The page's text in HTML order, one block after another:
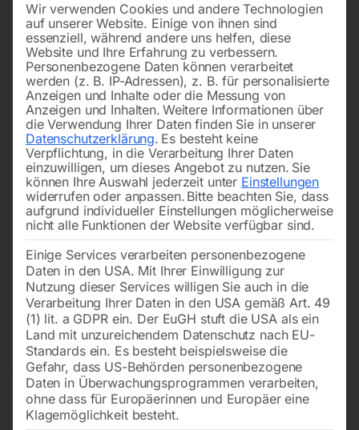
Wir verwenden Cookies und andere Technologien
auf unserer Website. Einige von ihnen sind
essenziell, während andere uns helfen, diese
Website und Ihre Erfahrung zu verbessern.
Personenbezogene Daten können verarbeitet
werden (z. B. IP-Adressen), z. B. für personalisierte
Anzeigen und Inhalte oder die Messung von
Anzeigen und Inhalten. Weitere Informationen über
die Verwendung Ihrer Daten finden Sie in unserer
Datenschutzerklärung. Es besteht keine
Verpflichtung, in die Verarbeitung Ihrer Daten
einzuwilligen, um dieses Angebot zu nutzen. Sie
können Ihre Auswahl jederzeit unter Einstellungen
widerrufen oder anpassen. Bitte beachten Sie, dass
aufgrund individueller Einstellungen möglicherweise
nicht alle Funktionen der Website verfügbar sind.
Einige Services verarbeiten personenbezogene
Daten in den USA. Mit Ihrer Einwilligung zur
Nutzung dieser Services willigen Sie auch in die
Verarbeitung Ihrer Daten in den USA gemäß Art. 49
(1) lit. a GDPR ein. Der EuGH stuft die USA als ein
Land mit unzureichendem Datenschutz nach EU-
Standards ein. Es besteht beispielsweise die
Gefahr, dass US-Behörden personenbezogene
Daten in Überwachungsprogrammen verarbeiten,
ohne dass für Europäerinnen und Europäer eine
Klagemöglichkeit besteht.